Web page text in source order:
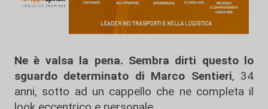
Ne è valsa la pena. Sembra dirti questo lo
sguardo determinato di Marco Sentieri, 34
anni, sotto ad un cappello che ne completa il